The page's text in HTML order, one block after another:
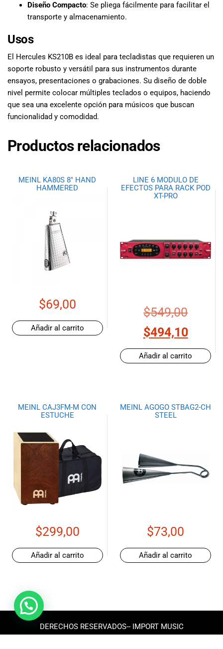
Diseño Compacto: Se pliega fácilmente para facilitar el
transporte y almacenamiento.
Usos
El Hercules KS210B es ideal para tecladistas que requieren un
soporte robusto y versátil para sus instrumentos durante
ensayos, presentaciones o grabaciones. Su diseño de doble
nivel permite colocar múltiples teclados o equipos, haciendo
que sea una excelente opción para músicos que buscan
funcionalidad y comodidad.
Productos relacionados
MEINL KA80S 8″ HAND
HAMMERED
$69,00
Añadir al carrito
LINE 6 MODULO DE
EFECTOS PARA RACK POD
XT-PRO
$549,00
$494,10
Añadir al carrito
MEINL CAJ3FM-M CON
ESTUCHE
$299,00
Añadir al carrito
MEINL AGOGO STBAG2-CH
STEEL
$73,00
Añadir al carrito
DERECHOS RESERVADOS-- IMPORT MUSIC